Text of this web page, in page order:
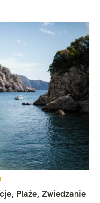
Plaże, Zwiedzanie